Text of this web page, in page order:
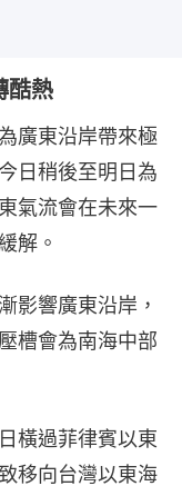
酷熱
廣東沿岸帶來極
日稍後至明日為
氣流會在未來一
解。
影響廣東沿岸，
槽會為南海中部
橫過菲律賓以東
移向台灣以東海